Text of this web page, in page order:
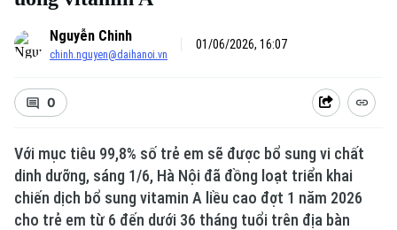
Nguyễn Chinh
chinh.nguyen@daihanoi.vn
01/06/2026, 16:07
0
Với mục tiêu 99,8% số trẻ em sẽ được bổ sung vi chất
dinh dưỡng, sáng 1/6, Hà Nội đã đồng loạt triển khai
chiến dịch bổ sung vitamin A liều cao đợt 1 năm 2026
cho trẻ em từ 6 đến dưới 36 tháng tuổi trên địa bàn